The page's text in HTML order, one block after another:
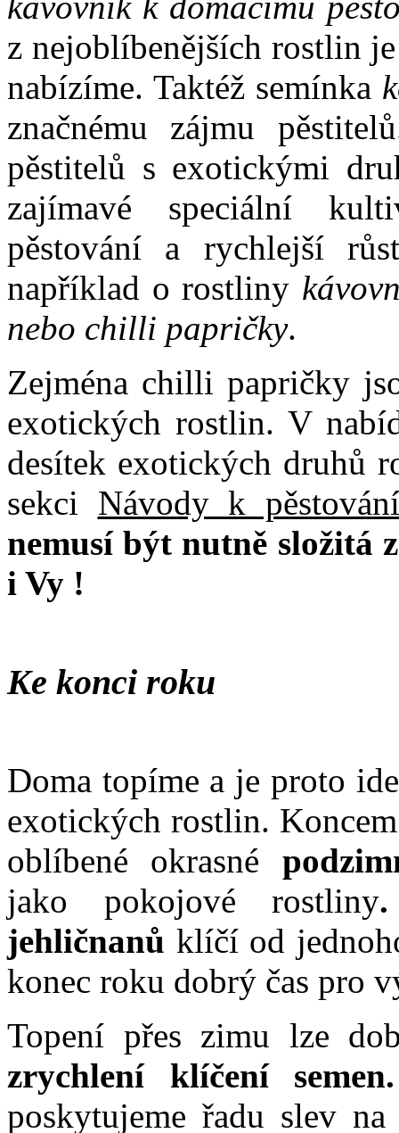
z nejoblíbenějších rostlin
nabízíme. Taktéž semínka
značnému zájmu
pěstitelů s exotickými
zajímavé speciální
pěstování a rychlejší
například o rostliny
nebo chilli papričky.
Zejména chilli papričky
exotických rostlin. V
desítek exotických druhů
sekci Návody k
nemusí být nutně složitá
i Vy !
Ke konci roku
Doma topíme a je proto
exotických rostlin.
oblíbené okrasné
jako pokojové rostliny
jehličnanů klíčí od
konec roku dobrý čas pro
Topení přes zimu lze
zrychlení klíčení semen.
poskytujeme řadu slev